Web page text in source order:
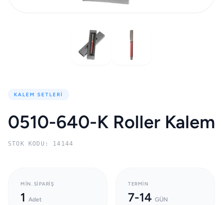
KALEM SETLERI
0510-640-K Roller Kalem
STOK KODU: 14144
MIN. SIPARIŞ
1 Adet
TERMIN
7-14 GÜN